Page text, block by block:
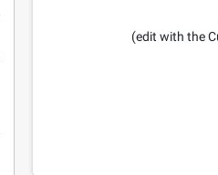
(edit with the